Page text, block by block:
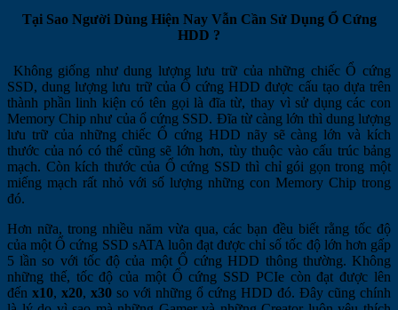
Tại Sao Người Dùng Hiện Nay Vẫn Cần Sử Dụng Ổ Cứng
HDD ?
Không giống như dung lượng lưu trữ của những chiếc Ổ cứng
SSD, dung lượng lưu trữ của Ổ cứng HDD được cấu tạo dựa trên
thành phần linh kiện có tên gọi là đĩa từ, thay vì sử dụng các con
Memory Chip như của ổ cứng SSD. Đĩa từ càng lớn thì dung lượng
lưu trữ của những chiếc Ổ cứng HDD nãy sẽ càng lớn và kích
thước của nó có thể cũng sẽ lớn hơn, tùy thuộc vào cấu trúc bảng
mạch. Còn kích thước của Ổ cứng SSD thì chỉ gói gọn trong một
miếng mạch rất nhỏ với số lượng những con Memory Chip trong
đó.
Hơn nữa, trong nhiều năm vừa qua, các bạn đều biết rằng tốc độ
của một Ổ cứng SSD sATA luôn đạt được chỉ số tốc độ lớn hơn gấp
5 lần so với tốc độ của một Ổ cứng HDD thông thường. Không
những thế, tốc độ của một Ổ cứng SSD PCIe còn đạt được lên
đến x10, x20, x30 so với những ổ cứng HDD đó. Đây cũng chính